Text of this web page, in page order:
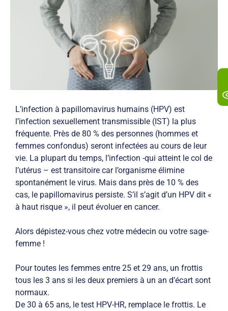
L’infection à papillomavirus humains (HPV) est
l’infection sexuellement transmissible (IST) la plus
fréquente. Près de 80 % des personnes (hommes et
femmes confondus) seront infectées au cours de leur
vie. La plupart du temps, l’infection -qui atteint le col de
l’utérus – est transitoire car l’organisme élimine
spontanément le virus. Mais dans près de 10 % des
cas, le papillomavirus persiste. S’il s’agit d’un HPV dit «
à haut risque », il peut évoluer en cancer.
Alors dépistez-vous chez votre médecin ou votre sage-
femme !
Pour toutes les femmes entre 25 et 29 ans, un frottis
tous les 3 ans si les deux premiers à un an d’écart sont
normaux.
De 30 à 65 ans, le test HPV-HR, remplace le frottis. Le